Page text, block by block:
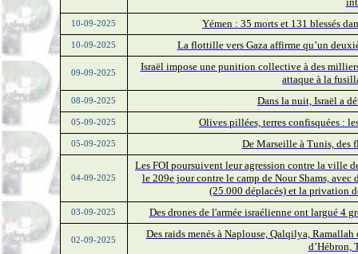
10-09-2025 Yémen : 35 morts et 131 blessés
10-09-2025 La flottille vers Gaza affirme qu’un
09-09-2025
Israël impose une punition collective à des
attaque à la
08-09-2025 Dans la nuit, Israël a
05-09-2025 Olives pillées, terres confisquées :
05-09-2025 De Marseille à Tunis, des
04-09-2025
Les FOI poursuivent leur agression contre la ville
le 209e jour contre le camp de Nour Shams, avec
(25.000 déplacés) et la privation
03-09-2025 Des drones de l'armée israélienne ont largué 4
02-09-2025
Des raids menés à Naplouse, Qalqilya,
d’Hébron,